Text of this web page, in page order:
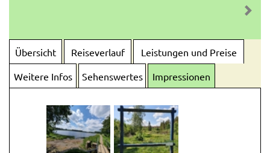
Übersicht Reiseverlauf
Leistungen und Preise
Weitere Infos
Sehenswertes Impressionen